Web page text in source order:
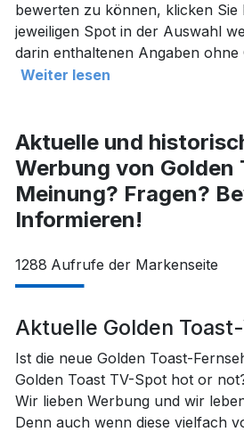
bewerten zu können, klicken Sie
jeweiligen Spot in der Auswahl
darin enthaltenen Angaben ohne
Weiter lesen
Aktuelle und
Werbung von Golden
Meinung? Fragen?
Informieren!
1288 Aufrufe der Markenseite
Aktuelle Golden
Ist die neue Golden Toast-
Golden Toast TV-Spot hot or
Wir lieben Werbung und wir
Denn auch wenn diese vielfach